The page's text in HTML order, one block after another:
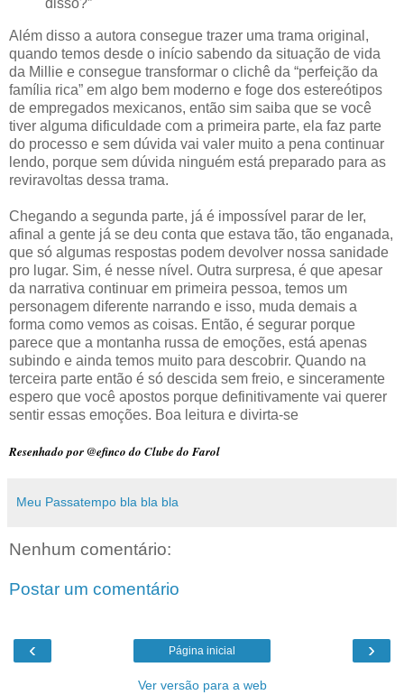
disso?”
Além disso a autora consegue trazer uma trama original,
quando temos desde o início sabendo da situação de vida
da Millie e consegue transformar o clichê da “perfeição da
família rica” em algo bem moderno e foge dos estereótipos
de empregados mexicanos, então sim saiba que se você
tiver alguma dificuldade com a primeira parte, ela faz parte
do processo e sem dúvida vai valer muito a pena continuar
lendo, porque sem dúvida ninguém está preparado para as
reviravoltas dessa trama.
Chegando a segunda parte, já é impossível parar de ler,
afinal a gente já se deu conta que estava tão, tão enganada,
que só algumas respostas podem devolver nossa sanidade
pro lugar. Sim, é nesse nível. Outra surpresa, é que apesar
da narrativa continuar em primeira pessoa, temos um
personagem diferente narrando e isso, muda demais a
forma como vemos as coisas. Então, é segurar porque
parece que a montanha russa de emoções, está apenas
subindo e ainda temos muito para descobrir. Quando na
terceira parte então é só descida sem freio, e sinceramente
espero que você apostos porque definitivamente vai querer
sentir essas emoções. Boa leitura e divirta-se
Resenhado por @efinco do Clube do Farol
Meu Passatempo bla bla bla
Nenhum comentário:
Postar um comentário
‹ ›
Página inicial
Ver versão para a web